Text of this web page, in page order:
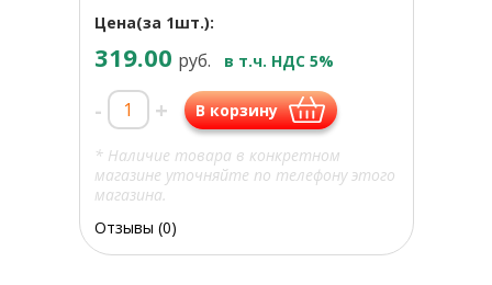
Цена(за 1шт.):
319.00 руб. в т.ч. НДС 5%
- + В корзину
* Наличие товара в конкретном
магазине уточняйте по телефону этого
магазина.
Отзывы (0)